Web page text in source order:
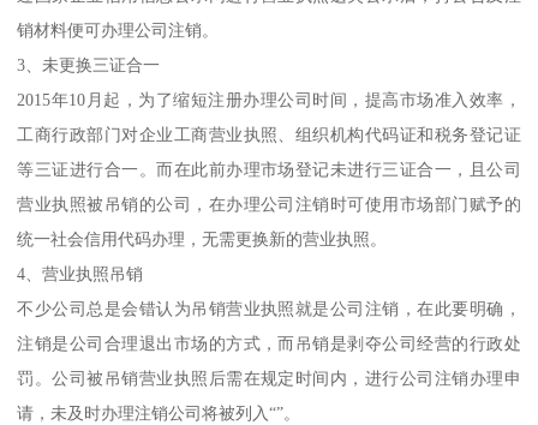
销材料便可办理公司注销。
3、未更换三证合一
2015年10月起，为了缩短注册办理公司时间，提高市场准入效率，
工商行政部门对企业工商营业执照、组织机构代码证和税务登记证
等三证进行合一。而在此前办理市场登记未进行三证合一，且公司
营业执照被吊销的公司，在办理公司注销时可使用市场部门赋予的
统一社会信用代码办理，无需更换新的营业执照。
4、营业执照吊销
不少公司总是会错认为吊销营业执照就是公司注销，在此要明确，
注销是公司合理退出市场的方式，而吊销是剥夺公司经营的行政处
罚。公司被吊销营业执照后需在规定时间内，进行公司注销办理申
请，未及时办理注销公司将被列入“”。